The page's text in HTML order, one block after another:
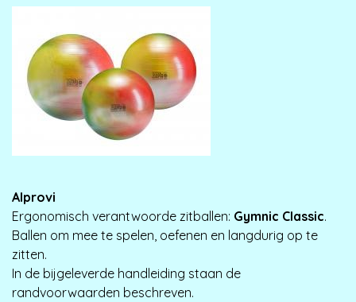
Alprovi
Ergonomisch verantwoorde zitballen: Gymnic Classic.
Ballen om mee te spelen, oefenen en langdurig op te
zitten.
In de bijgeleverde handleiding staan de
randvoorwaarden beschreven.